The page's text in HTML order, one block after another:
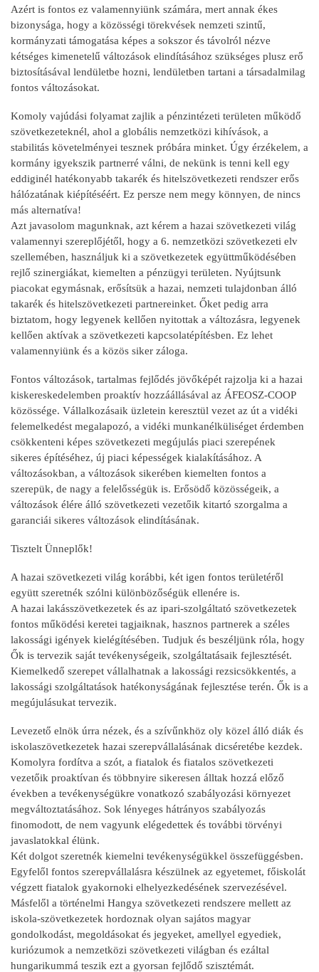
Azért is fontos ez valamennyiünk számára, mert annak ékes
bizonysága, hogy a közösségi törekvések nemzeti szintű,
kormányzati támogatása képes a sokszor és távolról nézve
kétséges kimenetelű változások elindításához szükséges plusz erő
biztosításával lendületbe hozni, lendületben tartani a társadalmilag
fontos változásokat.
Komoly vajúdási folyamat zajlik a pénzintézeti területen működő
szövetkezeteknél, ahol a globális nemzetközi kihívások, a
stabilitás követelményei tesznek próbára minket. Úgy érzékelem, a
kormány igyekszik partnerré válni, de nekünk is tenni kell egy
eddiginél hatékonyabb takarék és hitelszövetkezeti rendszer erős
hálózatának kiépítéséért. Ez persze nem megy könnyen, de nincs
más alternatíva!
Azt javasolom magunknak, azt kérem a hazai szövetkezeti világ
valamennyi szereplőjétől, hogy a 6. nemzetközi szövetkezeti elv
szellemében, használjuk ki a szövetkezetek együttműködésében
rejlő szinergiákat, kiemelten a pénzügyi területen. Nyújtsunk
piacokat egymásnak, erősítsük a hazai, nemzeti tulajdonban álló
takarék és hitelszövetkezeti partnereinket. Őket pedig arra
biztatom, hogy legyenek kellően nyitottak a változásra, legyenek
kellően aktívak a szövetkezeti kapcsolatépítésben. Ez lehet
valamennyiünk és a közös siker záloga.
Fontos változások, tartalmas fejlődés jövőképét rajzolja ki a hazai
kiskereskedelemben proaktív hozzáállásával az ÁFEOSZ-COOP
közössége. Vállalkozásaik üzletein keresztül vezet az út a vidéki
felemelkedést megalapozó, a vidéki munkanélküliséget érdemben
csökkenteni képes szövetkezeti megújulás piaci szerepének
sikeres építéséhez, új piaci képességek kialakításához. A
változásokban, a változások sikerében kiemelten fontos a
szerepük, de nagy a felelősségük is. Erősödő közösségeik, a
változások élére álló szövetkezeti vezetőik kitartó szorgalma a
garanciái sikeres változások elindításának.
Tisztelt Ünneplők!
A hazai szövetkezeti világ korábbi, két igen fontos területéről
együtt szeretnék szólni különbözőségük ellenére is.
A hazai lakásszövetkezetek és az ipari-szolgáltató szövetkezetek
fontos működési keretei tagjaiknak, hasznos partnerek a széles
lakossági igények kielégítésében. Tudjuk és beszéljünk róla, hogy
Ők is tervezik saját tevékenységeik, szolgáltatásaik fejlesztését.
Kiemelkedő szerepet vállalhatnak a lakossági rezsicsökkentés, a
lakossági szolgáltatások hatékonyságának fejlesztése terén. Ők is a
megújulásukat tervezik.
Levezető elnök úrra nézek, és a szívűnkhöz oly közel álló diák és
iskolaszövetkezetek hazai szerepvállalásának dicséretébe kezdek.
Komolyra fordítva a szót, a fiatalok és fiatalos szövetkezeti
vezetőik proaktívan és többnyire sikeresen álltak hozzá előző
években a tevékenységükre vonatkozó szabályozási környezet
megváltoztatásához. Sok lényeges hátrányos szabályozás
finomodott, de nem vagyunk elégedettek és további törvényi
javaslatokkal élünk.
Két dolgot szeretnék kiemelni tevékenységükkel összefüggésben.
Egyfelől fontos szerepvállalásra készülnek az egyetemet, főiskolát
végzett fiatalok gyakornoki elhelyezkedésének szervezésével.
Másfelől a történelmi Hangya szövetkezeti rendszere mellett az
iskola-szövetkezetek hordoznak olyan sajátos magyar
gondolkodást, megoldásokat és jegyeket, amellyel egyediek,
kuriózumok a nemzetközi szövetkezeti világban és ezáltal
hungarikummá teszik ezt a gyorsan fejlődő szisztémát.